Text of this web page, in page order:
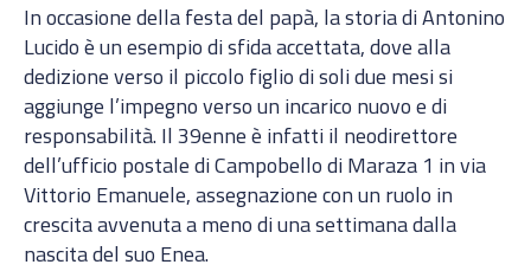
In occasione della festa del papà, la storia di Antonino
Lucido è un esempio di sfida accettata, dove alla
dedizione verso il piccolo figlio di soli due mesi si
aggiunge l’impegno verso un incarico nuovo e di
responsabilità. Il 39enne è infatti il neodirettore
dell’ufficio postale di Campobello di Maraza 1 in via
Vittorio Emanuele, assegnazione con un ruolo in
crescita avvenuta a meno di una settimana dalla
nascita del suo Enea.